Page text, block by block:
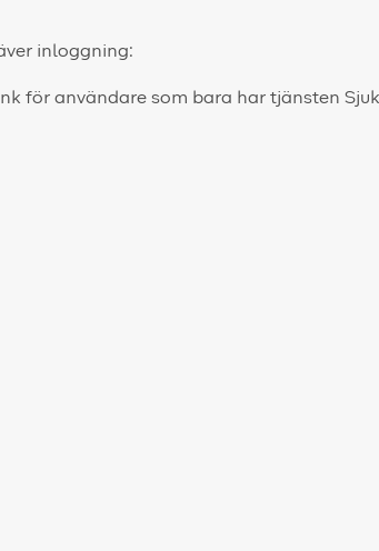
inloggning:
för användare som bara har tjänsten